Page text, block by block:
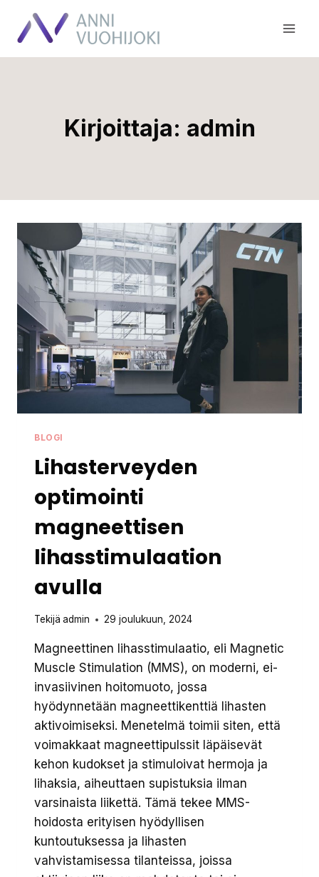
sisältöön
Kirjoittaja: admin
BLOGI
Lihasterveyden
optimointi
magneettisen
lihasstimulaation
avulla
Tekijä admin 29 joulukuun, 2024
Magneettinen lihasstimulaatio, eli Magnetic
Muscle Stimulation (MMS), on moderni, ei-
invasiivinen hoitomuoto, jossa
hyödynnetään magneettikenttiä lihasten
aktivoimiseksi. Menetelmä toimii siten, että
voimakkaat magneettipulssit läpäisevät
kehon kudokset ja stimuloivat hermoja ja
lihaksia, aiheuttaen supistuksia ilman
varsinaista liikettä. Tämä tekee MMS-
hoidosta erityisen hyödyllisen
kuntoutuksessa ja lihasten
vahvistamisessa tilanteissa, joissa